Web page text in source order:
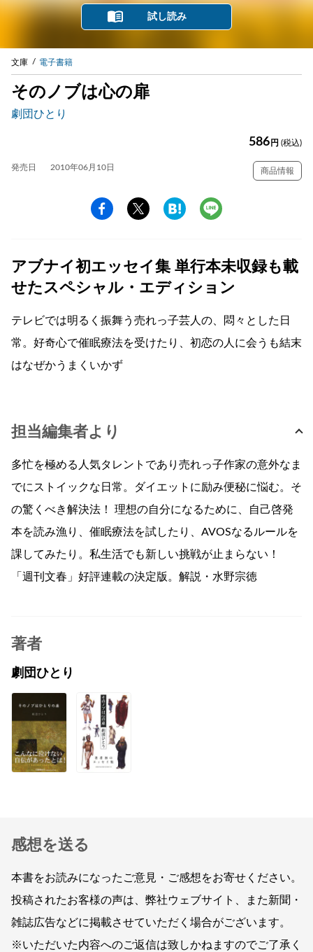
試し読み
文庫 電子書籍
そのノブは心の扉
劇団ひとり
586 円 (税込)
発売日 2010年06月10日 商品情報
アブナイ初エッセイ集 単行本未収録も載
せたスペシャル・エディション
テレビでは明るく振舞う売れっ子芸人の、悶々とした日
常。好奇心で催眠療法を受けたり、初恋の人に会うも結末
はなぜかうまくいかず
担当編集者より
多忙を極める人気タレントであり売れっ子作家の意外なま
でにストイックな日常。ダイエットに励み便秘に悩む。そ
の驚くべき解決法！ 理想の自分になるために、自己啓発
本を読み漁り、催眠療法を試したり、AVOSなるルールを
課してみたり。私生活でも新しい挑戦が止まらない！
「週刊文春」好評連載の決定版。解説・水野宗徳
著者
劇団ひとり
感想を送る
本書をお読みになったご意見・ご感想をお寄せください。
投稿されたお客様の声は、弊社ウェブサイト、また新聞・
雑誌広告などに掲載させていただく場合がございます。
※いただいた内容へのご返信は致しかねますのでご了承く